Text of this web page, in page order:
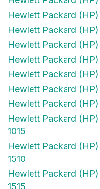
Hewlett Packard
Hewlett Packard
Hewlett Packard
Hewlett Packard
Hewlett Packard
Hewlett Packard
Hewlett Packard
Hewlett Packard
Hewlett Packard
Hewlett Packard